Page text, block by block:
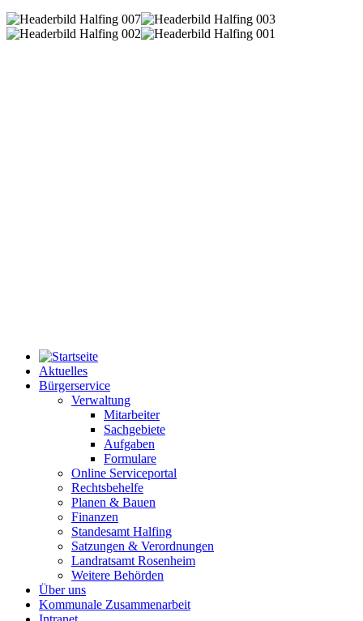
Aktuelles
Bürgerservice
Verwaltung
Mitarbeiter
Sachgebiete
Aufgaben
Formulare
Online Serviceportal
Rechtsbehelfe
Planen & Bauen
Finanzen
Standesamt Halfing
Satzungen & Verordnungen
Landratsamt Rosenheim
Weitere Behörden
Über uns
Kommunale Zusammenarbeit